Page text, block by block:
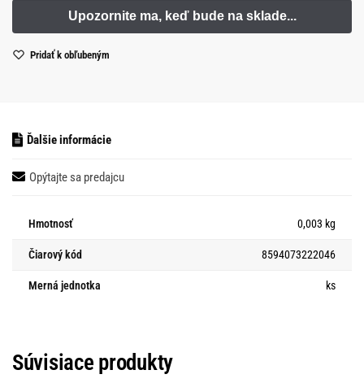
Pridať k obľubeným
Ďalšie informácie
Opýtajte sa predajcu
Hmotnosť 0,003 kg
Čiarový kód 8594073222046
Merná jednotka ks
Súvisiace produkty